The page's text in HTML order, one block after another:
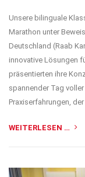
Unsere bilinguale
Marathon unter
Deutschland (Raab
innovative Lösungen
präsentierten ihre
spannender Tag
Praxiserfahrungen,
WEITERLESEN …